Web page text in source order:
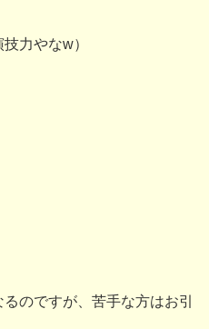
力やなw）
のですが、苦手な方はお引